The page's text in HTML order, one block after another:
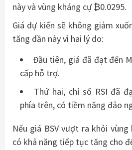
này và vùng kháng cự ₿0.0295.
Giá dự kiến ​​sẽ không giảm
tăng dần này vì hai lý do:
Đầu tiên, giá đã đạt đến
cấp hỗ trợ.
Thứ hai, chỉ số RSI đã
phía trên, có tiềm năng đảo
Nếu giá BSV vượt ra khỏi
có khả năng tiếp tục tăng cho